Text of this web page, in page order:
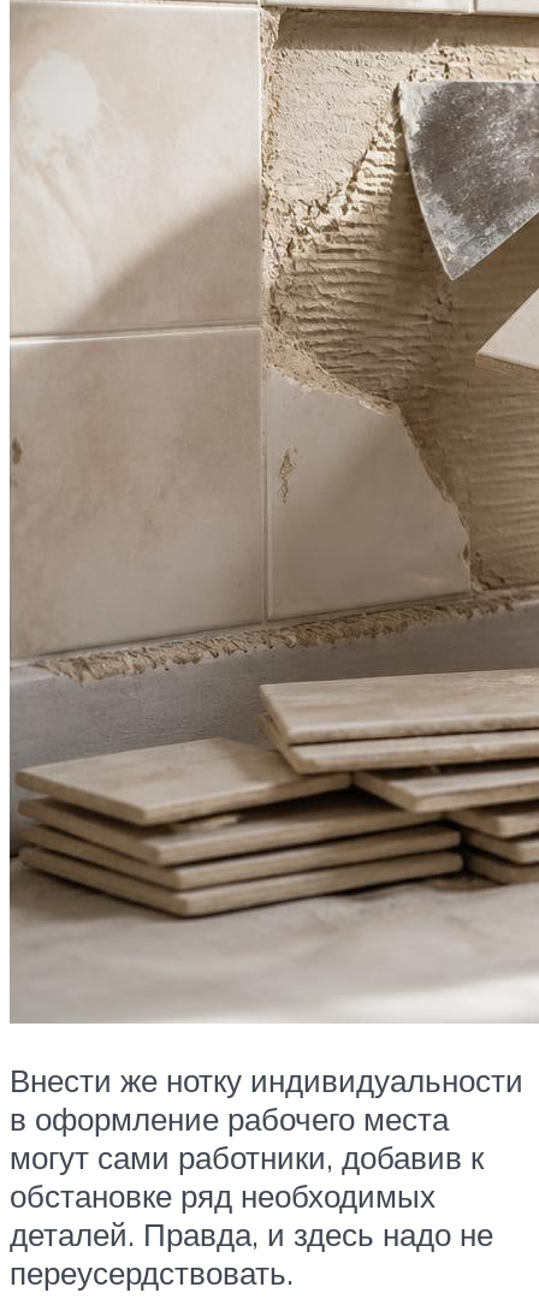
Внести же нотку индивидуальности
в оформление рабочего места
могут сами работники, добавив к
обстановке ряд необходимых
деталей. Правда, и здесь надо не
переусердствовать.